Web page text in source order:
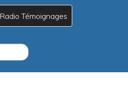
Radio Témoignages
RECHERCHER